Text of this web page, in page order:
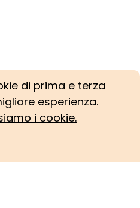
di prima e terza
esperienza.
i cookie.